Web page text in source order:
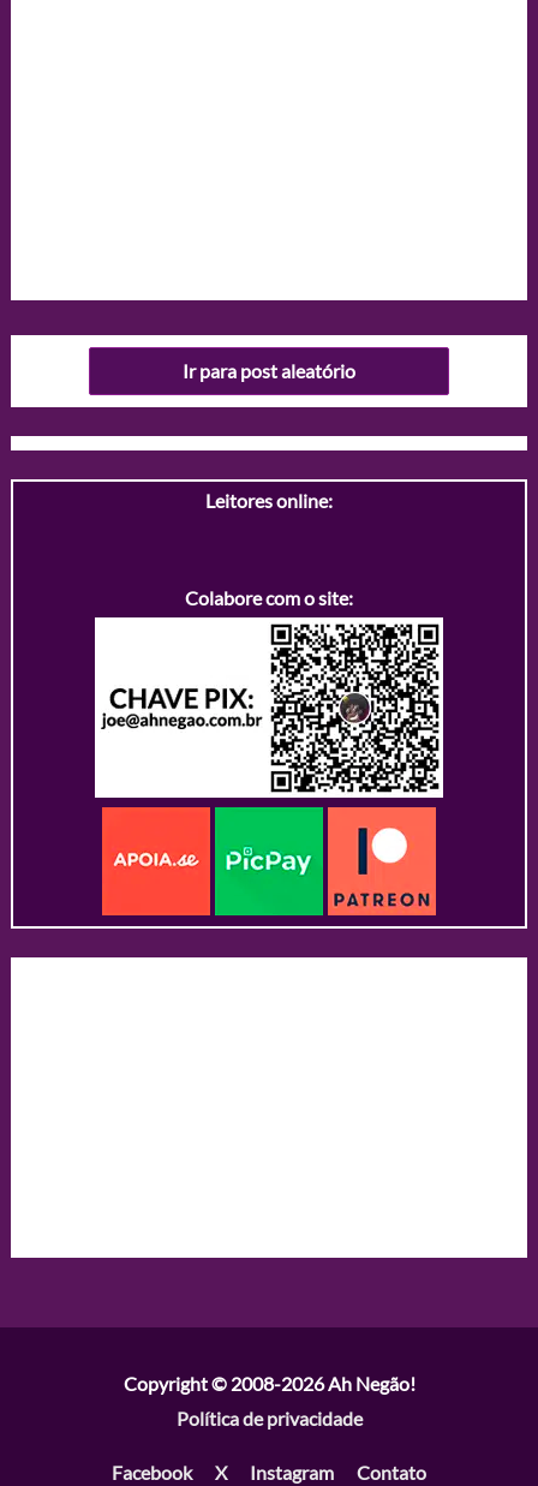
Ir para post aleatório
Leitores online:
Colabore com o site:
Copyright © 2008-2026Ah Negão!
Política de privacidade
Facebook X Instagram Contato